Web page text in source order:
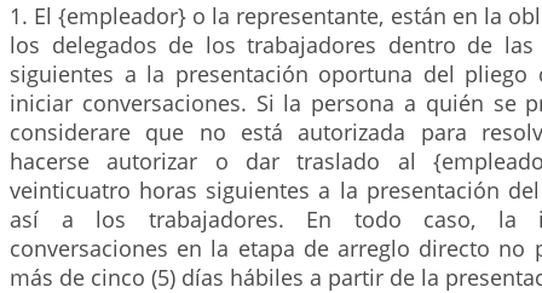
1. El {empleador} o la representante, están en la
los delegados de los trabajadores dentro de
siguientes a la presentación oportuna del pliego
iniciar conversaciones. Si la persona a quién se
considerare que no está autorizada para
hacerse autorizar o dar traslado al
veinticuatro horas siguientes a la presentación
así a los trabajadores. En todo caso, la
conversaciones en la etapa de arreglo directo no
más de cinco (5) días hábiles a partir de la